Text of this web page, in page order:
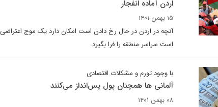
اردن آماده انفجار
۱۵ بهمن ۱۴۰۱
آنچه در اردن در حال رخ دادن است امکان دارد یک موج
است سراسر منطقه را فرا بگیرد.
با وجود تورم و مشکلات اقتصادی
آلمانی ها همچنان پول پس‌انداز می‌کنند
۰۸ بهمن ۱۴۰۱